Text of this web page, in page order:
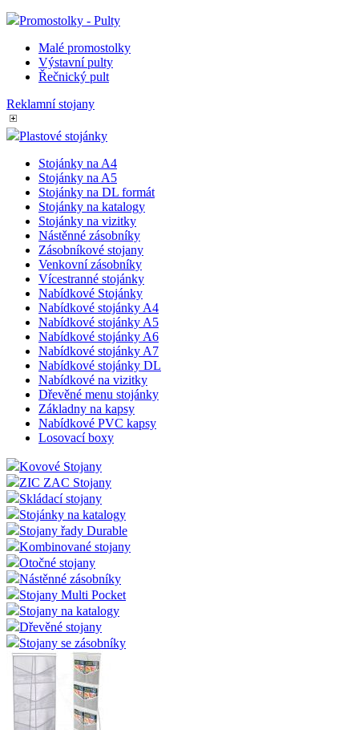
Promostolky - Pulty
Malé promostolky
Výstavní pulty
Řečnický pult
Reklamní stojany
Plastové stojánky
Stojánky na A4
Stojánky na A5
Stojánky na DL formát
Stojánky na katalogy
Stojánky na vizitky
Nástěnné zásobníky
Zásobníkové stojany
Venkovní zásobníky
Vícestranné stojánky
Nabídkové Stojánky
Nabídkové stojánky A4
Nabídkové stojánky A5
Nabídkové stojánky A6
Nabídkové stojánky A7
Nabídkové stojánky DL
Nabídkové na vizitky
Dřevěné menu stojánky
Základny na kapsy
Nabídkové PVC kapsy
Losovací boxy
Kovové Stojany
ZIC ZAC Stojany
Skládací stojany
Stojánky na katalogy
Stojany řady Durable
Kombinované stojany
Otočné stojany
Nástěnné zásobníky
Stojany Multi Pocket
Stojany na katalogy
Dřevěné stojany
Stojany se zásobníky